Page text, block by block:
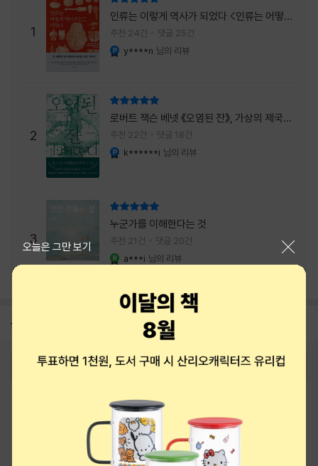
더 중요하다는 사실을 담담하게 보여줍니다. 그
래서 읽는 내내 위로가 과장되지 않았고, 오히
려 그 절제된 진심 덕분에 더 오래 마음에 남았
습니다. 책 곳곳에
1
인류는 이렇게 역사가 되었다 <인류는 어떻게
역사가 되었나>
추천 24건 댓글 25건
y****n 님의 리뷰
2
로버트 잭슨 베넷 《오염된 잔》, 가상의 제국이
주는 실감과 미스터리 사건의 치밀함이 이루어
내는 최상의 시너지...
추천 22건 댓글 18건
k******i 님의 리뷰
3
누군가를 이해한다는 것
추천 21건 댓글 20건
a***i 님의 리뷰
공지 8월 상품권+쿠폰+결제+추천 혜택모음
2026-08-01
오늘은 그만 보기
로그인 최근 본 상품 주문/배송
티켓 1544-6399
eBook 1:1문의/채팅상담
예스이십사(주) 사업자 정보
이용약관
개인정보처리방침
청소년보호정책